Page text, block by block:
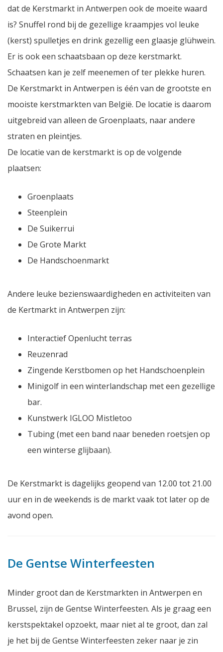
dat de Kerstmarkt in Antwerpen ook de moeite waard
is? Snuffel rond bij de gezellige kraampjes vol leuke
(kerst) spulletjes en drink gezellig een glaasje glühwein.
Er is ook een schaatsbaan op deze kerstmarkt.
Schaatsen kan je zelf meenemen of ter plekke huren.
De Kerstmarkt in Antwerpen is één van de grootste en
mooiste kerstmarkten van België. De locatie is daarom
uitgebreid van alleen de Groenplaats, naar andere
straten en pleintjes.
De locatie van de kerstmarkt is op de volgende
plaatsen:
Groenplaats
Steenplein
De Suikerrui
De Grote Markt
De Handschoenmarkt
Andere leuke bezienswaardigheden en activiteiten van
de Kertmarkt in Antwerpen zijn:
Interactief Openlucht terras
Reuzenrad
Zingende Kerstbomen op het Handschoenplein
Minigolf in een winterlandschap met een gezellige
bar.
Kunstwerk IGLOO Mistletoo
Tubing (met een band naar beneden roetsjen op
een winterse glijbaan).
De Kerstmarkt is dagelijks geopend van 12.00 tot 21.00
uur en in de weekends is de markt vaak tot later op de
avond open.
De Gentse Winterfeesten
Minder groot dan de Kerstmarkten in Antwerpen en
Brussel, zijn de Gentse Winterfeesten. Als je graag een
kerstspektakel opzoekt, maar niet al te groot, dan zal
je het bij de Gentse Winterfeesten zeker naar je zin